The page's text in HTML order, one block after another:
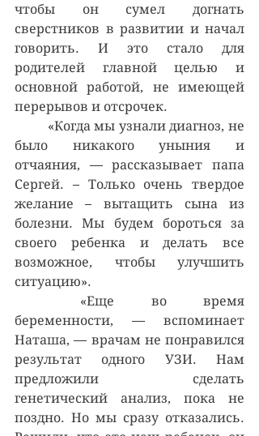
чтобы он сумел догнать
сверстников в развитии и начал
говорить. И это стало для
родителей главной целью и
основной работой, не имеющей
перерывов и отсрочек.
было никакого уныния и
отчаяния, — рассказывает папа
Сергей. – Только очень твердое
желание – вытащить сына из
болезни. Мы будем бороться за
своего ребенка и делать все
возможное, чтобы улучшить
ситуацию».
беременности, — вспоминает
Наташа, — врачам не понравился
результат одного УЗИ. Нам
предложили сделать
генетический анализ, пока не
поздно. Но мы сразу отказались.